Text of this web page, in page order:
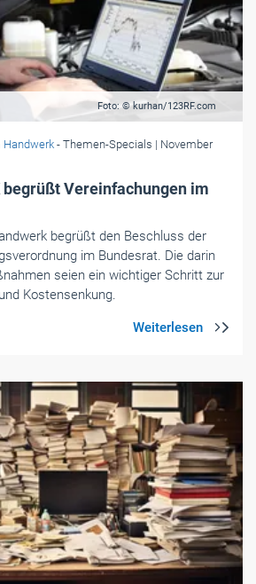
Foto: © kurhan/123RF.com
Handwerk - Themen-Specials | November
Vereinfachungen im
begrüßt den Beschluss der
im Bundesrat. Die darin
seien ein wichtiger Schritt zur
Kostensenkung.